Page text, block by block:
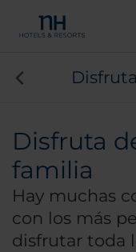
Disfruta
familia
Hay muchas
con los más
disfrutar toda